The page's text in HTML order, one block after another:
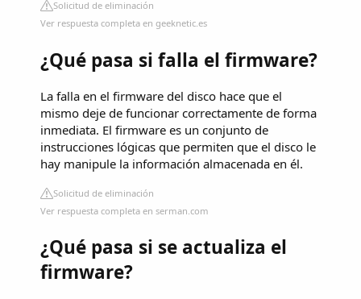
Solicitud de eliminación
Ver respuesta completa en geeknetic.es
¿Qué pasa si falla el firmware?
La falla en el firmware del disco hace que el
mismo deje de funcionar correctamente de forma
inmediata. El firmware es un conjunto de
instrucciones lógicas que permiten que el disco le
hay manipule la información almacenada en él.
Solicitud de eliminación
Ver respuesta completa en serman.com
¿Qué pasa si se actualiza el
firmware?